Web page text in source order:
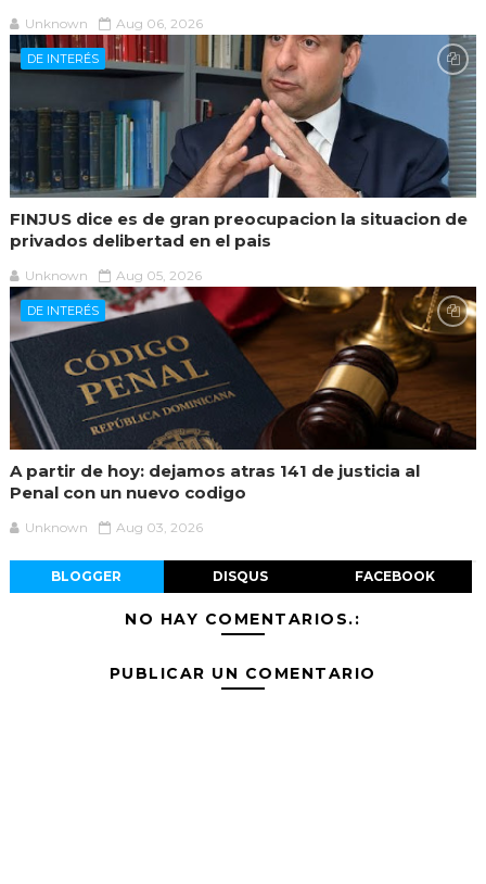
Unknown Aug 06, 2026
DE INTERÉS
FINJUS dice es de gran preocupacion la situacion de
privados delibertad en el pais
Unknown Aug 05, 2026
DE INTERÉS
A partir de hoy: dejamos atras 141 de justicia al
Penal con un nuevo codigo
Unknown Aug 03, 2026
BLOGGER DISQUS FACEBOOK
NO HAY COMENTARIOS.:
PUBLICAR UN COMENTARIO